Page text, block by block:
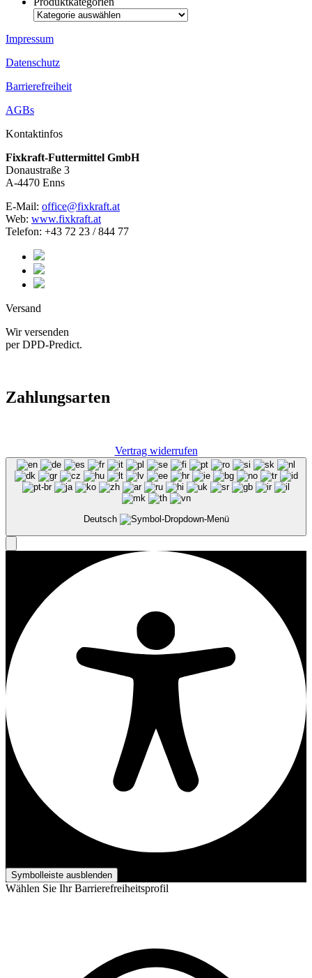
Impressum
Datenschutz
Barrierefreiheit
AGBs
Kontaktinfos
Fixkraft-Futtermittel GmbH
Donaustraße 3
A-4470 Enns
E-Mail: office@fixkraft.at
Web: www.fixkraft.at
Telefon: +43 72 23 / 844 77
Versand
Wir versenden
per DPD-Predict.
Zahlungsarten
Vertrag widerrufen
Deutsch
Symbolleiste ausblenden
Wählen Sie Ihr Barrierefreiheitsprofil